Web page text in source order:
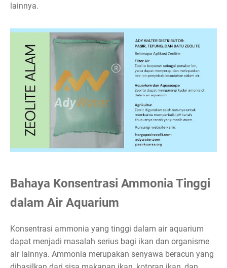
lainnya.
Bahaya Konsentrasi Ammonia Tinggi
dalam Air Aquarium
Konsentrasi ammonia yang tinggi dalam air aquarium
dapat menjadi masalah serius bagi ikan dan organisme
air lainnya. Ammonia merupakan senyawa beracun yang